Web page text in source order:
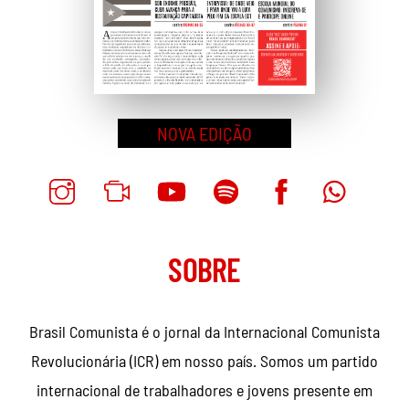
NOVA EDIÇÃO
SOBRE
Brasil Comunista é o jornal da Internacional Comunista
Revolucionária (ICR) em nosso país. Somos um partido
internacional de trabalhadores e jovens presente em